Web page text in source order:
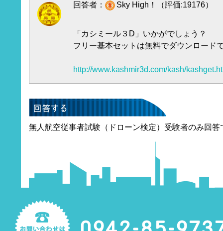
回答者： Sky High！（評価:19176）
「カシミール３D」いかがでしょう？
フリー基本セットは無料でダウンロード
http://www.kashmir3d.com/kash/
無人航空従事者試験（ドローン検定）受験者のみ回答